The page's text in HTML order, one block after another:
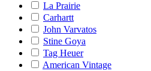
La Prairie
Carhartt
John Varvatos
Stine Goya
Tag Heuer
American Vintage